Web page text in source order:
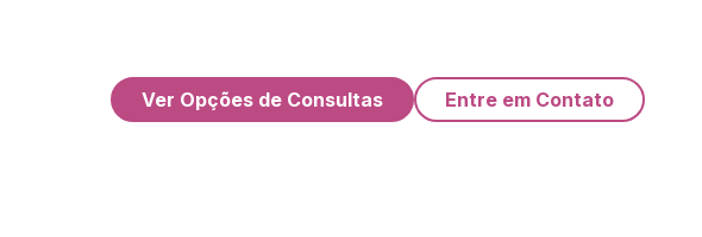
Ver Opções de Consultas Entre em Contato